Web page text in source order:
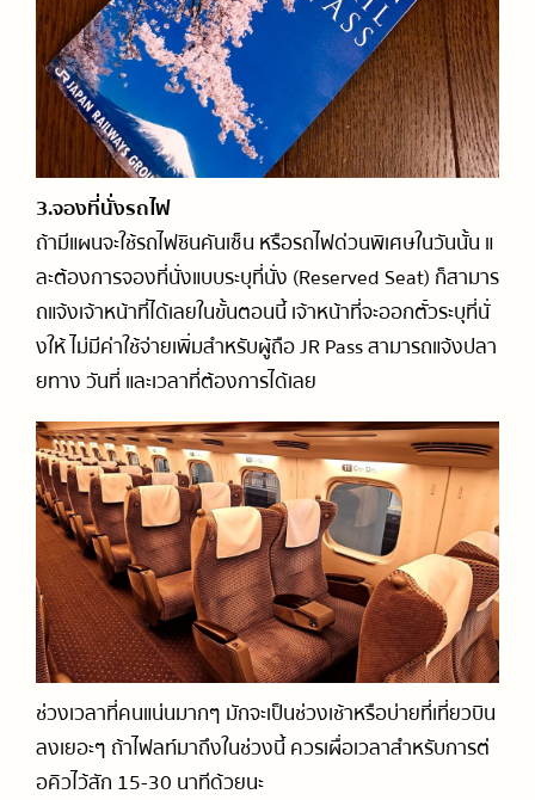
3.จองที่นั่งรถไฟ
ถ้ามีแผนจะใช้รถไฟชินคันเซ็น หรือรถไฟด่วนพิเศษในวันนั้น แ
ละต้องการจองที่นั่งแบบระบุที่นั่ง (Reserved Seat) ก็สามาร
ถแจ้งเจ้าหน้าที่ได้เลยในขั้นตอนนี้ เจ้าหน้าที่จะออกตั๋วระบุที่นั่
งให้ ไม่มีค่าใช้จ่ายเพิ่มสำหรับผู้ถือ JR Pass สามารถแจ้งปลา
ยทาง วันที่ และเวลาที่ต้องการได้เลย
ช่วงเวลาที่คนแน่นมากๆ มักจะเป็นช่วงเช้าหรือบ่ายที่เที่ยวบิน
ลงเยอะๆ ถ้าไฟลท์มาถึงในช่วงนี้ ควรเผื่อเวลาสำหรับการต่
อคิวไว้สัก 15-30 นาทีด้วยนะ